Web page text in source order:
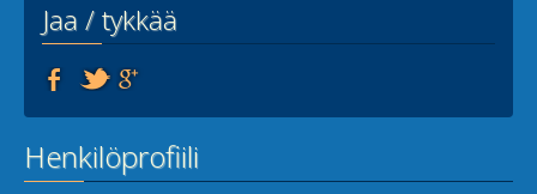
Jaa / tykkää
Henkilöprofiili